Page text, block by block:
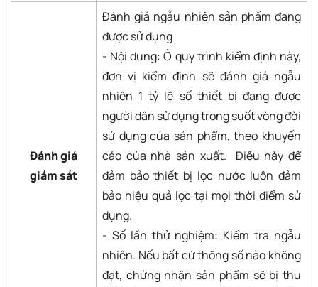
Đánh giá
giám sát
Đánh giá ngẫu nhiên sản phẩm đang
được sử dụng
- Nội dung: Ở quy trình kiểm định này,
đơn vị kiểm định sẽ đánh giá ngẫu
nhiên 1 tỷ lệ số thiết bị đang được
người dân sử dụng trong suốt vòng đời
sử dụng của sản phẩm, theo khuyến
cáo của nhà sản xuất. Điều này để
đảm bảo thiết bị lọc nước luôn đảm
bảo hiệu quả lọc tại mọi thời điểm sử
dụng.
- Số lần thử nghiệm: Kiểm tra ngẫu
nhiên. Nếu bất cứ thông số nào không
đạt, chứng nhận sản phẩm sẽ bị thu